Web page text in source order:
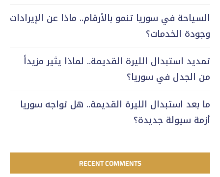
السياحة في سوريا تنمو بالأرقام.. ماذا عن الإيرادات
وجودة الخدمات؟
تمديد استبدال الليرة القديمة.. لماذا يثير مزيداً
من الجدل في سوريا؟
ما بعد استبدال الليرة القديمة.. هل تواجه سوريا
أزمة سيولة جديدة؟
RECENT COMMENTS